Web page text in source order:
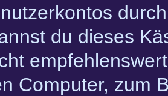
du dieses
Computer, zum